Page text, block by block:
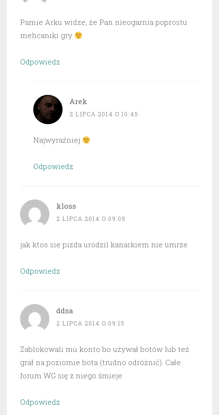
Pamie Arku widze, że Pan nieogarnia poprostu
mehcaniki gry
Odpowiedz
Arek
2 LIPCA 2014 O 10:45
Najwyraźniej
Odpowiedz
kloss
2 LIPCA 2014 O 09:05
jak ktos sie pizda urodzil kanarkiem nie umrze
Odpowiedz
ddsa
2 LIPCA 2014 O 09:15
Zablokowali mu konto bo używał botów lub też
grał na poziomie bota (trudno odróżnić). Całe
forum WG się z niego śmieje.
Odpowiedz